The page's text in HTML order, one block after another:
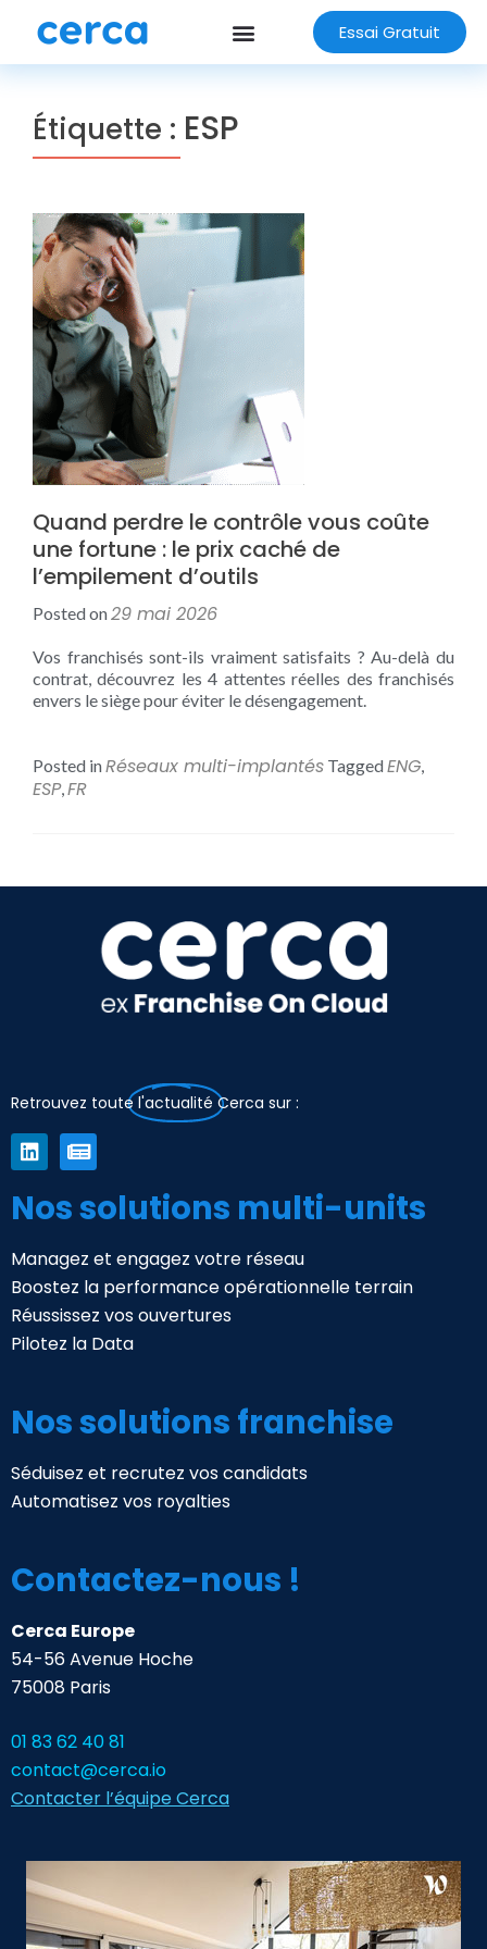
Essai Gratuit
Étiquette : ESP
Quand perdre le contrôle vous coûte
une fortune : le prix caché de
l’empilement d’outils
Posted on29 mai 2026
Vos franchisés sont-ils vraiment satisfaits ? Au-delà du
contrat, découvrez les 4 attentes réelles des franchisés
envers le siège pour éviter le désengagement.
Posted inRéseaux multi-implantés TaggedENG,
ESP,FR
Retrouvez toute l'actualité Cerca sur :
Nos solutions multi-units
Managez et engagez votre réseau
Boostez la performance opérationnelle terrain
Réussissez vos ouvertures
Pilotez la Data
Nos solutions franchise
Séduisez et recrutez vos candidats
Automatisez vos royalties
Contactez-nous !
Cerca Europe
54-56 Avenue Hoche
75008 Paris
01 83 62 40 81
contact@cerca.io
Contacter l’équipe Cerca